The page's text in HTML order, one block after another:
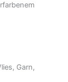
Garn,